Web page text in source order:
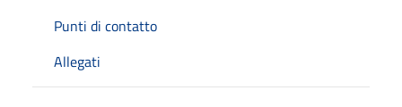
Punti di contatto
Allegati